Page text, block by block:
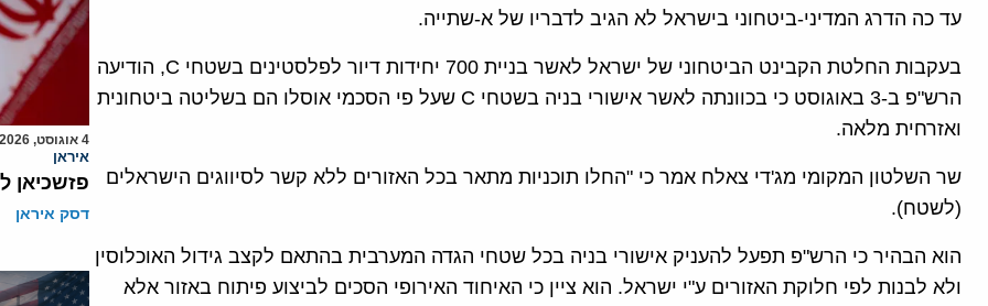
עד כה הדרג המדיני-ביטחוני בישראל לא הגיב לדבריו של א-שתייה.
בעקבות החלטת הקבינט הביטחוני של ישראל לאשר בניית 700 יחידות דיור לפלסטינים בשטחי C, הודיעה
הרש"פ ב-3 באוגוסט כי בכוונתה לאשר אישורי בניה בשטחי C שעל פי הסכמי אוסלו הם בשליטה ביטחונית
ואזרחית מלאה.
שר השלטון המקומי מג'די צאלח אמר כי "החלו תוכניות מתאר בכל האזורים ללא קשר לסיווגים הישראלים
(לשטח).
הוא הבהיר כי הרש"פ תפעל להעניק אישורי בניה בכל שטחי הגדה המערבית בהתאם לקצב גידול האוכלוסין
ולא לבנות לפי חלוקת האזורים ע"י ישראל. הוא ציין כי האיחוד האירופי הסכים לביצוע פיתוח באזור אלא
4 אוגוסט, 2026
איראן
פזשכיאן
דסק איראן